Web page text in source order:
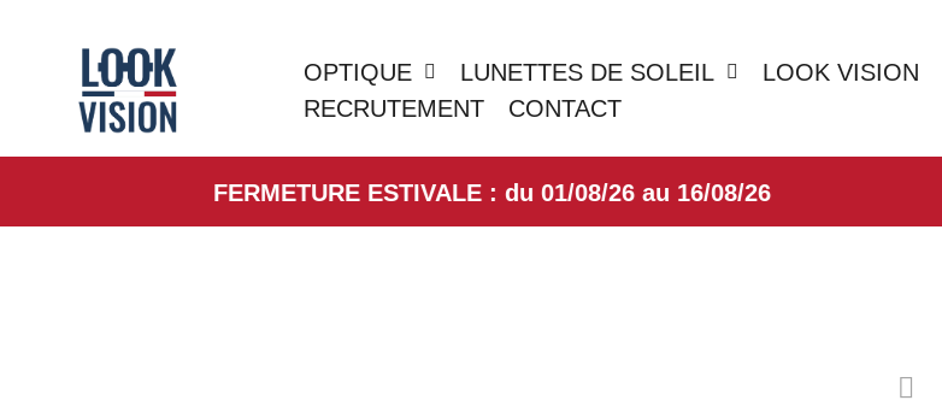
OPTIQUE LUNETTES DE SOLEIL
LOOK VISION
RECRUTEMENT
CONTACT
FERMETURE ESTIVALE : du 01/08/26 au 16/08/26